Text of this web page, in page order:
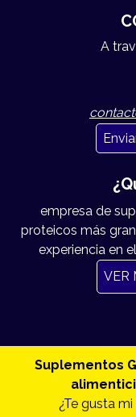
A
empresa de
proteicos más
experiencia en
VER
Suplementos
¿Te gusta